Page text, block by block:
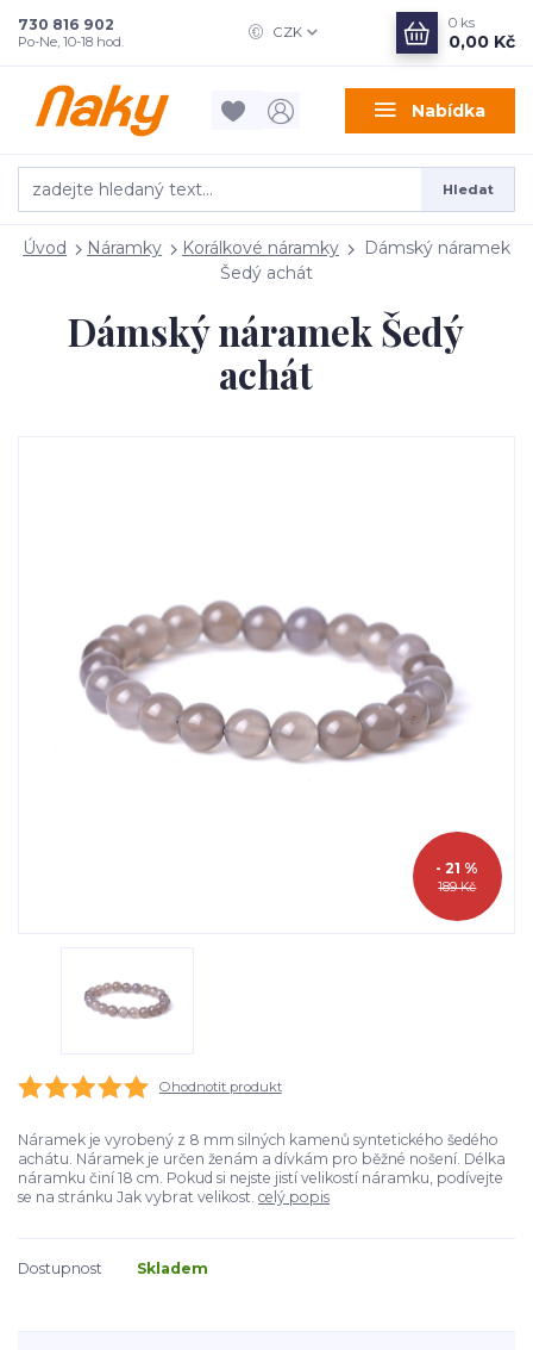
Nabídka
CZK
Hledat
730 816 902
Po-Ne, 10-18 hod.
0 ks
0,00 Kč
Úvod Náramky Korálkové náramky
Dámský náramek
Šedý achát
Dámský náramek Šedý
achát
189 Kč
- 21 %
Ohodnotit produkt
Náramek je vyrobený z 8 mm silných kamenů syntetického šedého
achátu. Náramek je určen ženám a dívkám pro běžné nošení. Délka
náramku činí 18 cm. Pokud si nejste jistí velikostí náramku, podívejte
se na stránku Jak vybrat velikost. celý popis
Dostupnost Skladem